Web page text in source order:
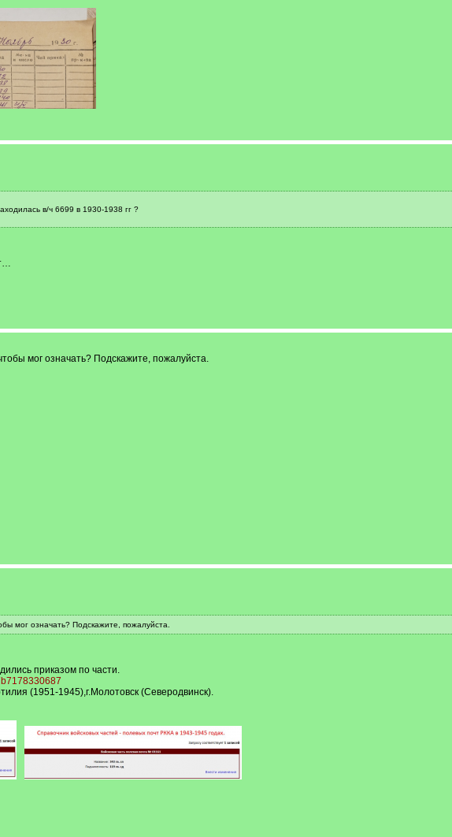
в/ч 6699 в 1930-1938 гг ?
мог означать? Подскажите, пожалуйста.
мог означать? Подскажите, пожалуйста.
приказом по части.
(1951-1945),г.Молотовск (Северодвинск).